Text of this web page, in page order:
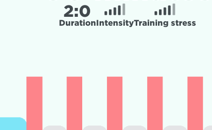
2:0
DurationIntensityTraining stress